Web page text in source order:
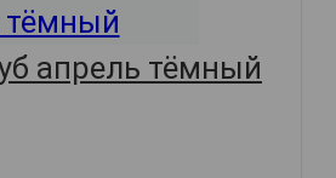
апрель тёмный